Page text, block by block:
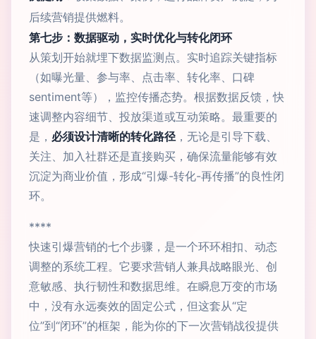
后续营销提供燃料。
第七步：数据驱动，实时优化与转化闭环
从策划开始就埋下数据监测点。实时追踪关键指标
（如曝光量、参与率、点击率、转化率、口碑
sentiment等），监控传播态势。根据数据反馈，快
速调整内容细节、投放渠道或互动策略。最重要的
是， 必须设计清晰的转化路径，无论是引导下载、
关注、加入社群还是直接购买，确保流量能够有效
沉淀为商业价值，形成“引爆-转化-再传播”的良性闭
环。
****
快速引爆营销的七个步骤，是一个环环相扣、动态
调整的系统工程。它要求营销人兼具战略眼光、创
意敏感、执行韧性和数据思维。在瞬息万变的市场
中，没有永远奏效的固定公式，但这套从“定
位”到“闭环”的框架，能为你的下一次营销战役提供